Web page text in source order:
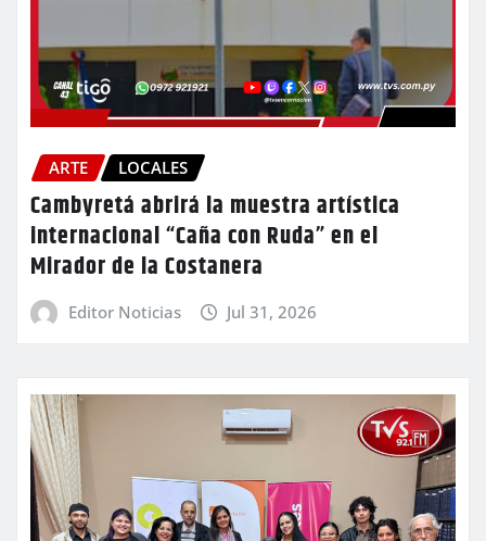
ARTE LOCALES
Cambyretá abrirá la muestra artística
internacional “Caña con Ruda” en el
Mirador de la Costanera
Editor Noticias Jul 31, 2026